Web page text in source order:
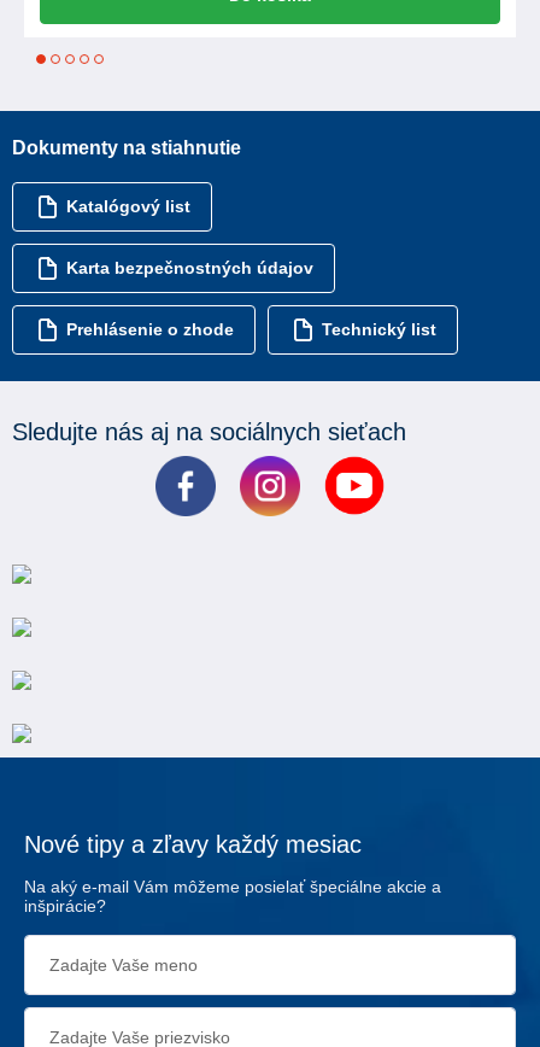
1 2 3 4
Dokumenty na stiahnutie
Katalógový list
Karta bezpečnostných údajov
Prehlásenie o zhode Technický list
Sledujte nás aj na sociálnych sieťach
Nové tipy a zľavy každý mesiac
Na aký e-mail Vám môžeme posielať špeciálne akcie a
inšpirácie?